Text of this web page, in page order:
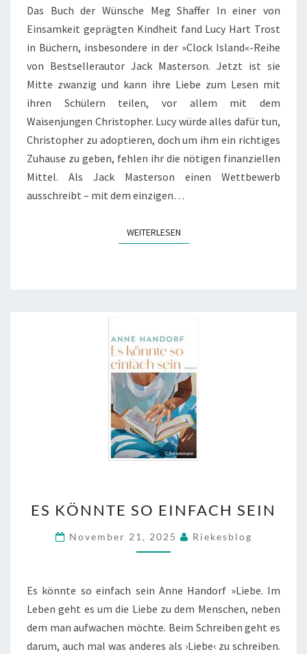
Das Buch der Wünsche Meg Shaffer In einer von
Einsamkeit geprägten Kindheit fand Lucy Hart Trost
in Büchern, insbesondere in der »Clock Island«-Reihe
von Bestsellerautor Jack Masterson. Jetzt ist sie
Mitte zwanzig und kann ihre Liebe zum Lesen mit
ihren Schülern teilen, vor allem mit dem
Waisenjungen Christopher. Lucy würde alles dafür tun,
Christopher zu adoptieren, doch um ihm ein richtiges
Zuhause zu geben, fehlen ihr die nötigen finanziellen
Mittel. Als Jack Masterson einen Wettbewerb
ausschreibt – mit dem einzigen…
WEITERLESENWEITERLESEN
KÖNNTE
SO
EINFACH
ES KÖNNTE SO EINFACH SEIN
November 21, 2025 Riekesblog
Es könnte so einfach sein Anne Handorf »Liebe. Im
Leben geht es um die Liebe zu dem Menschen, neben
dem man aufwachen möchte. Beim Schreiben geht es
darum, auch mal was anderes als ›Liebe‹ zu schreiben.